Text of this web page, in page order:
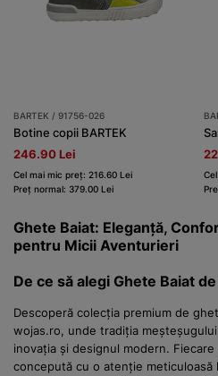
BARTEK / 91756-026
Botine copii BARTEK
246.90 Lei
Cel mai mic preț: 216.60 Lei
Preț normal: 379.00 Lei
Ghete Baiat: Eleganță,
pentru Micii Aventurieri
De ce să alegi Ghete Baiat
Descoperă colecția premium de
wojas.ro, unde tradiția
inovația și designul modern.
concepută cu o atenție meticuloasă